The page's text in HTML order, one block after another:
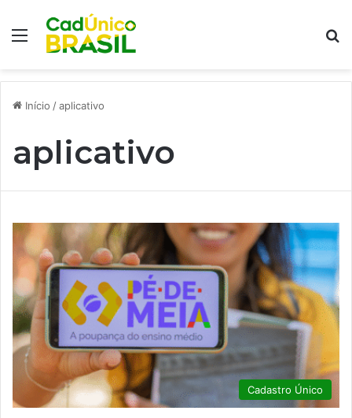
Menu
Início /aplicativo
aplicativo
Cadastro Único